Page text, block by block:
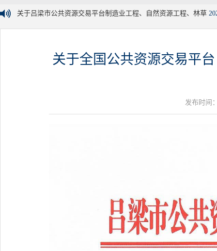
关于吕梁市公共资源交易平台制造业工程、自然资源工程、林草
关于全国公共资源交易平
发布时间